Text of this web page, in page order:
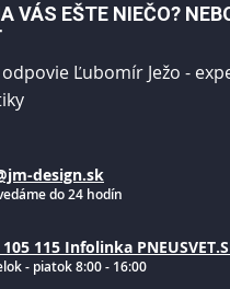
VÁS EŠTE NIEČO?
Ľubomír Ježo -
design.sk
do 24 hodín
115 Infolinka
- piatok 8:00 - 16:00